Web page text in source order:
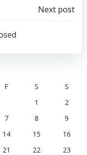
Next post
F S
S
1
2
7 8
9
14 15
16
21 22
23